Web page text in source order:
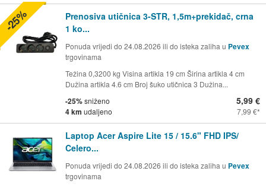
Prenosiva utičnica 3-STR, 1,5m+prekidač, crna
1 ko...
Ponuda vrijedi do 24.08.2026 ili do isteka zaliha u Pevex
trgovinama
Težina 0,3200 kg Visina artikla 19 cm Širina artikla 4 cm
Dužina artikla 4.6 cm Broj šuko utičnica 3 Dužina...
-25%sniženo
4 km udaljeno
5,99 €
7,99 €
-25%
Laptop Acer Aspire Lite 15 / 15.6" FHD IPS/
Celero...
Ponuda vrijedi do 24.08.2026 ili do isteka zaliha u Pevex
trgovinama